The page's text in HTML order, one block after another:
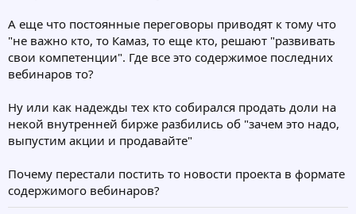
А еще что постоянные переговоры приводят к тому что
"не важно кто, то Камаз, то еще кто, решают "развивать
свои компетенции". Где все это содержимое последних
вебинаров то?
Ну или как надежды тех кто собирался продать доли на
некой внутренней бирже разбились об "зачем это надо,
выпустим акции и продавайте"
Почему перестали постить то новости проекта в формате
содержимого вебинаров?